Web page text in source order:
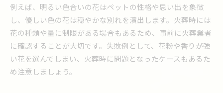
ペット火葬時に好まれる花の色や形
思い出を彩る福岡県のペット火葬供養法
ペット火葬後の供養法と花の組み合わせ
ペット火葬の際にできる供養の工夫とは
ペット火葬と花で思い出を大切にする供養法
例えば、明るい色合いの花はペットの性格や思い出を象徴
し、優しい色の花は穏やかな別れを演出します。火葬時には
花の種類や量に制限がある場合もあるため、事前に火葬業者
に確認することが大切です。失敗例として、花粉や香りが強
い花を選んでしまい、火葬時に問題となったケースもあるた
め注意しましょう。